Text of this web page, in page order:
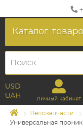
Каталог
USD
UAH
Личный кабинет
Велозапчасти
Универсальная